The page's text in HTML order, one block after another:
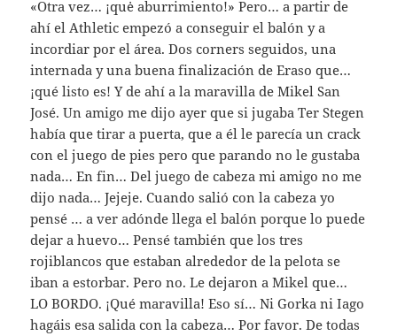
«Otra vez… ¡quė aburrimiento!» Pero… a partir de
ahí el Athletic empezó a conseguir el balón y a
incordiar por el área. Dos corners seguidos, una
internada y una buena finalización de Eraso que…
¡qué listo es! Y de ahí a la maravilla de Mikel San
José. Un amigo me dijo ayer que si jugaba Ter Stegen
había que tirar a puerta, que a él le parecía un crack
con el juego de pies pero que parando no le gustaba
nada… En fin… Del juego de cabeza mi amigo no me
dijo nada… Jejeje. Cuando salió con la cabeza yo
pensé … a ver adónde llega el balón porque lo puede
dejar a huevo… Pensé también que los tres
rojiblancos que estaban alrededor de la pelota se
iban a estorbar. Pero no. Le dejaron a Mikel que…
LO BORDO. ¡Qué maravilla! Eso sí… Ni Gorka ni Iago
hagáis esa salida con la cabeza… Por favor. De todas